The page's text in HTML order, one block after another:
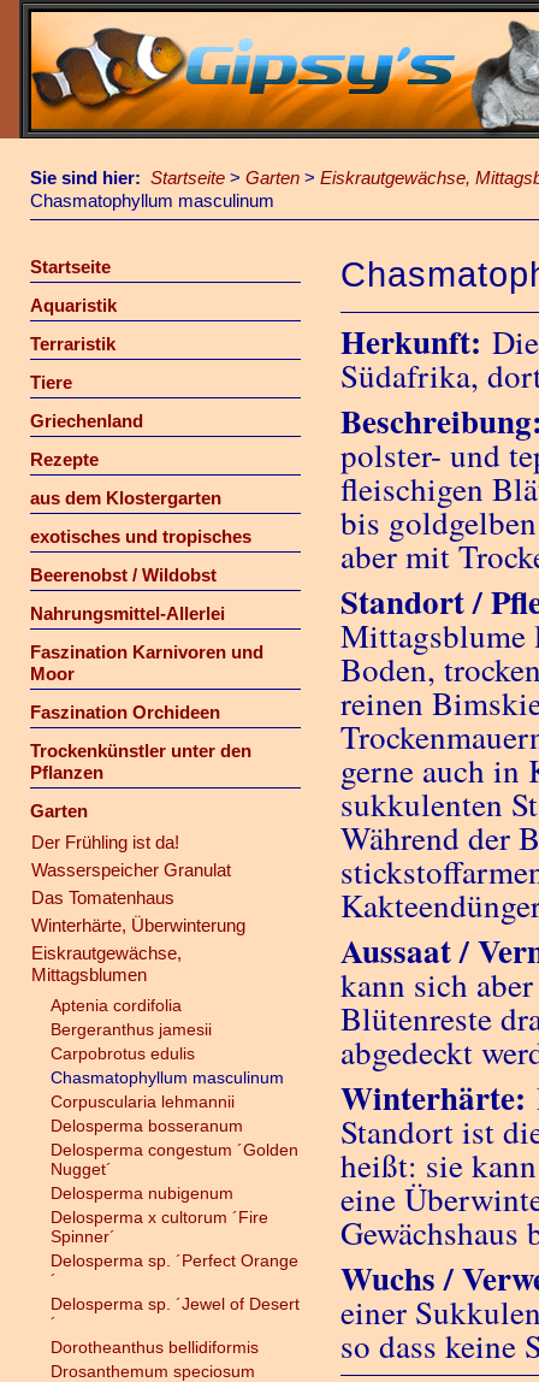
Sie sind hier: Startseite > Garten > Eiskrautgewächse,
Chasmatophyllum masculinum
Startseite
Aquaristik
Terraristik
Tiere
Griechenland
Rezepte
aus dem Klostergarten
exotisches und tropisches
Beerenobst / Wildobst
Nahrungsmittel-Allerlei
Faszination Karnivoren und
Moor
Faszination Orchideen
Trockenkünstler unter den
Pflanzen
Garten
Der Frühling ist da!
Wasserspeicher Granulat
Das Tomatenhaus
Winterhärte, Überwinterung
Eiskrautgewächse,
Mittagsblumen
Aptenia cordifolia
Bergeranthus jamesii
Carpobrotus edulis
Chasmatophyllum masculinum
Corpuscularia lehmannii
Delosperma bosseranum
Delosperma congestum ´Golden
Nugget´
Delosperma nubigenum
Delosperma x cultorum ´Fire
Spinner´
Delosperma sp. ´Perfect Orange
´
Delosperma sp. ´Jewel of Desert
´
Dorotheanthus bellidiformis
Drosanthemum speciosum
Herkunft:
Südafrika,
polster- und
fleischigen
bis
aber mit
Standort /
Mittagsblume
Boden,
reinen
gerne auch in
sukkulenten
Während der
Aussaat /
kann sich
Blütenreste
abgedeckt
Winterhärte:
Standort ist
heißt: sie
eine
Gewächshaus
Wuchs /
einer
so dass keine